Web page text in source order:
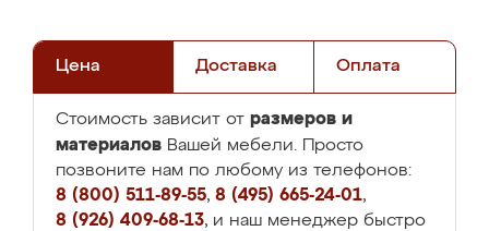
Цена Доставка Оплата
Стоимость зависит от размеров и
материалов Вашей мебели. Просто
позвоните нам по любому из телефонов:
8 (800) 511-89-55, 8 (495) 665-24-01,
8 (926) 409-68-13, и наш менеджер быстро